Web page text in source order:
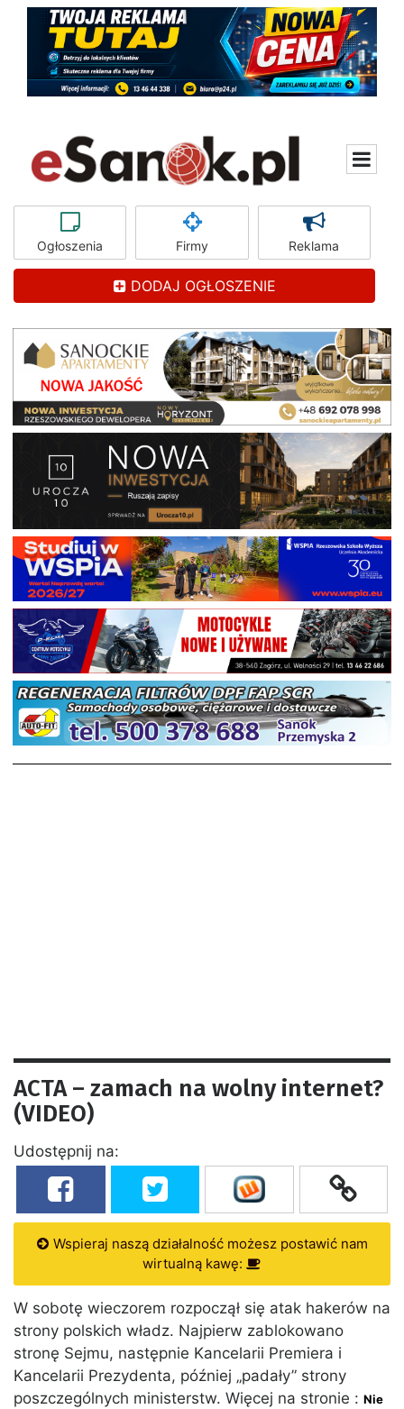
Ogłoszenia Firmy Reklama
DODAJ OGŁOSZENIE
ACTA – zamach na wolny internet?
(VIDEO)
Udostępnij na:
Wspieraj naszą działalność możesz postawić nam
wirtualną kawę:
W sobotę wieczorem rozpoczął się atak hakerów na
strony polskich władz. Najpierw zablokowano
stronę Sejmu, następnie Kancelarii Premiera i
Kancelarii Prezydenta, później „padały” strony
poszczególnych ministerstw. Więcej na stronie : Nie